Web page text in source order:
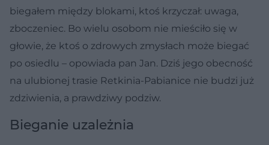
biegałem między blokami, ktoś krzyczał: uwaga,
zboczeniec. Bo wielu osobom nie mieściło się w
głowie, że ktoś o zdrowych zmysłach może biegać
po osiedlu – opowiada pan Jan. Dziś jego obecność
na ulubionej trasie Retkinia-Pabianice nie budzi już
zdziwienia, a prawdziwy podziw.
Bieganie uzależnia